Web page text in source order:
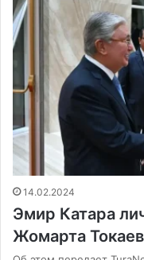
14.02.2024
Эмир Катара
Жомарта